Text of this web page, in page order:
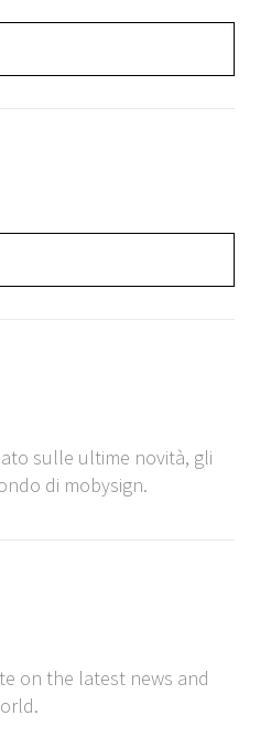
sulle ultime novità, gli
di mobysign.
on the latest news and